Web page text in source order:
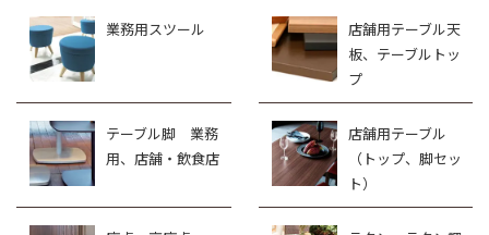
業務用スツール
店舗用テーブル天
板、テーブルトッ
プ
テーブル脚 業務
用、店舗・飲食店
店舗用テーブル
（トップ、脚セッ
ト）